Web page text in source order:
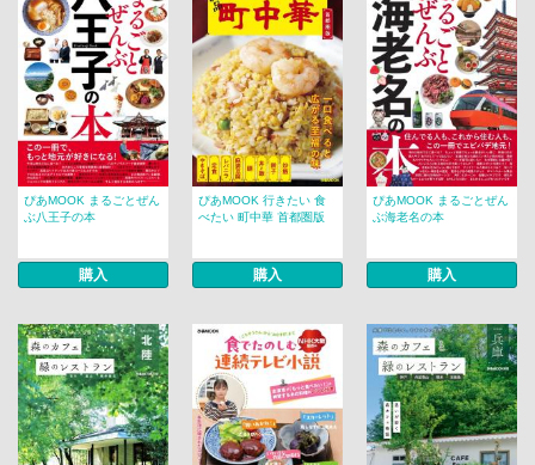
ぴあMOOK まるごとぜん
ぶ八王子の本
購入
ぴあMOOK 行きたい 食
べたい 町中華 首都圏版
購入
ぴあMOOK まるごとぜん
ぶ海老名の本
購入